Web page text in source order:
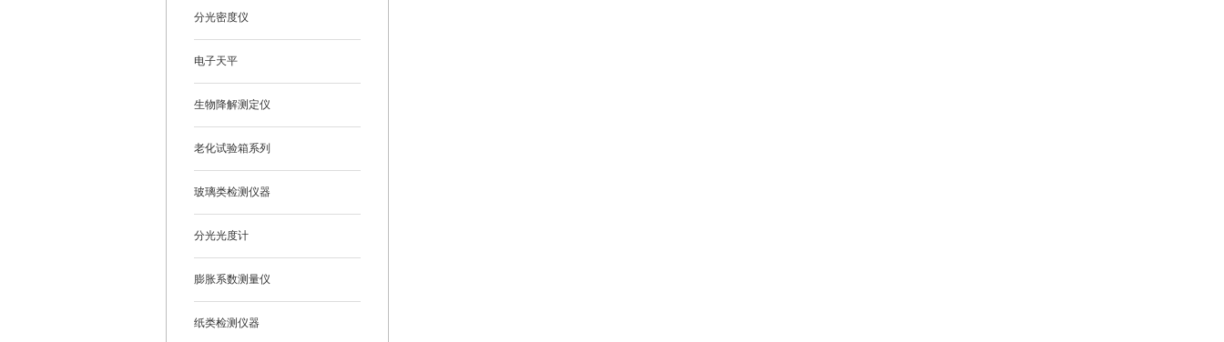
分光密度仪
电子天平
生物降解测定仪
老化试验箱系列
玻璃类检测仪器
分光光度计
膨胀系数测量仪
纸类检测仪器